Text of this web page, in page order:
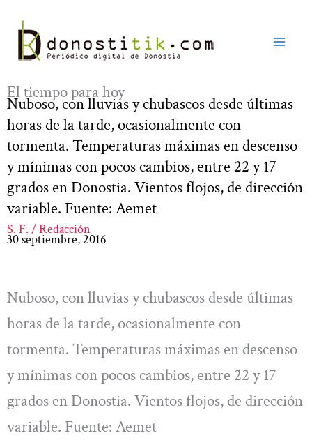
contenido
El tiempo para hoy
Nuboso, con lluvias y chubascos desde últimas
horas de la tarde, ocasionalmente con
tormenta. Temperaturas máximas en descenso
y mínimas con pocos cambios, entre 22 y 17
grados en Donostia. Vientos flojos, de dirección
variable. Fuente: Aemet
S. F. / Redacción
30 septiembre, 2016
Nuboso, con lluvias y chubascos desde últimas
horas de la tarde, ocasionalmente con
tormenta. Temperaturas máximas en descenso
y mínimas con pocos cambios, entre 22 y 17
grados en Donostia. Vientos flojos, de dirección
variable. Fuente: Aemet